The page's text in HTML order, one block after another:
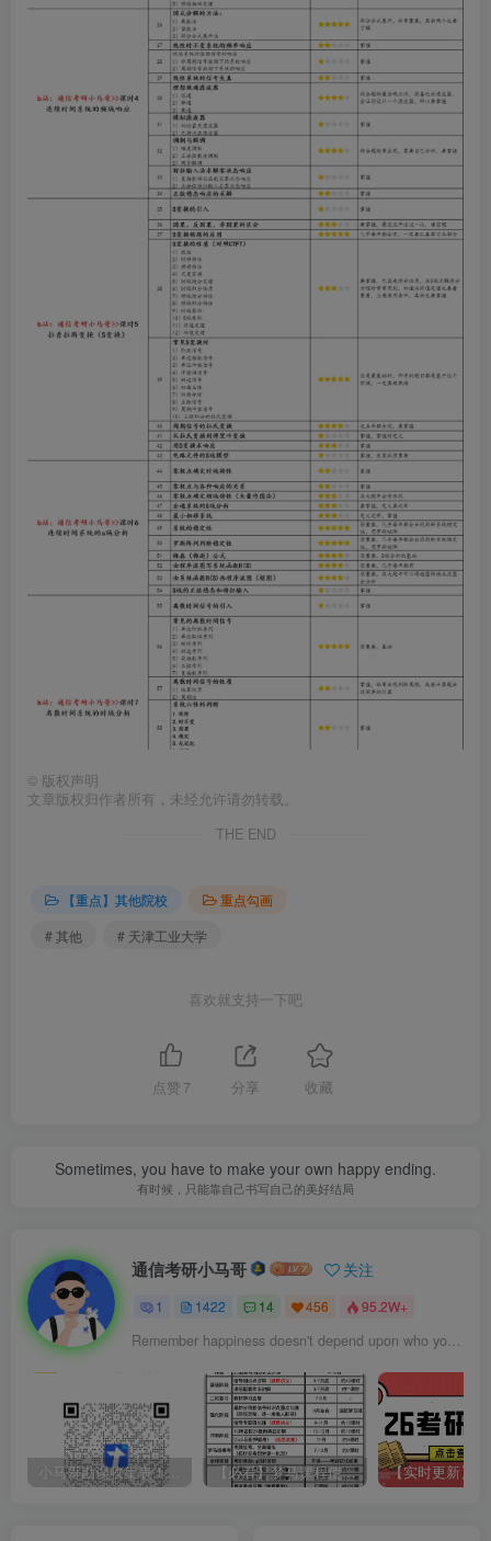
© 版权声明
文章版权归作者所有，未经允许请勿转载。
THE END
【重点】其他院校
重点勾画
# 其他
# 天津工业大学
喜欢就支持一下吧
点赞 7 分享 收藏
Sometimes, you have to make your own happy ending.
有时候，只能靠自己书写自己的美好结局
通信考研小马哥 关注
1 1422 14 456 95.2W+
Remember happiness doesn't depend upon who you are or what you have; it depends solely on what you think.
小马哥勘误收集表！感谢您的支持！ 【必看】梦马课程使用方法！